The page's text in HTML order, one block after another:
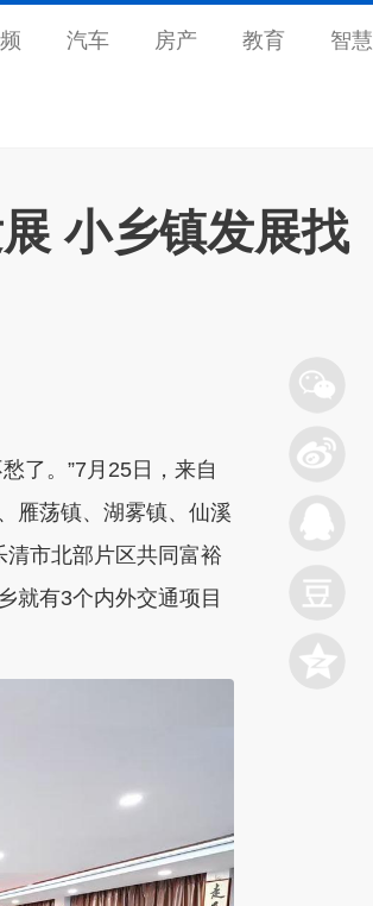
汽车 房产 教育 智慧
小乡镇发展找
了。”7月25日，来自
雁荡镇、湖雾镇、仙溪
市北部片区共同富裕
就有3个内外交通项目